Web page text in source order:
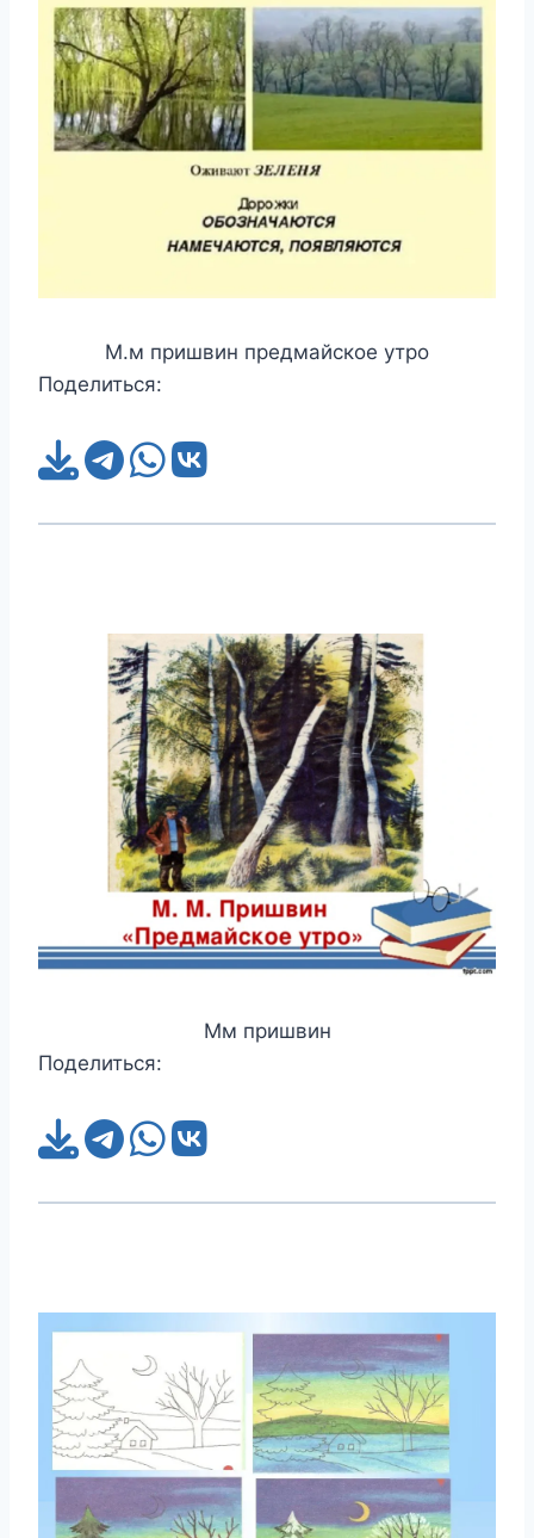
М.м пришвин предмайское утро
Поделиться:
Мм пришвин
Поделиться: